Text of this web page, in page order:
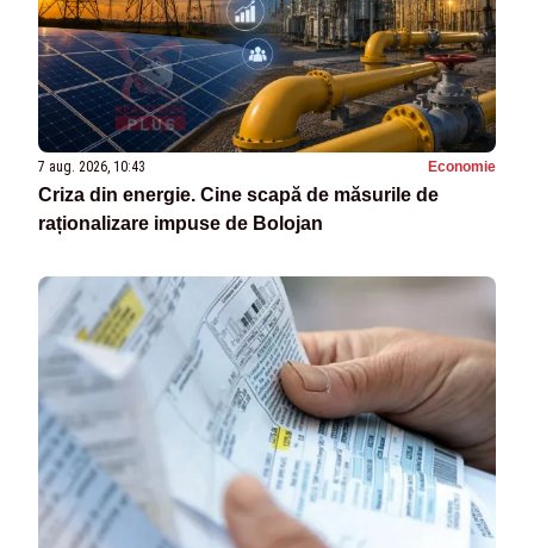
7 aug. 2026, 10:43 Economie
Criza din energie. Cine scapă de măsurile de
raționalizare impuse de Bolojan